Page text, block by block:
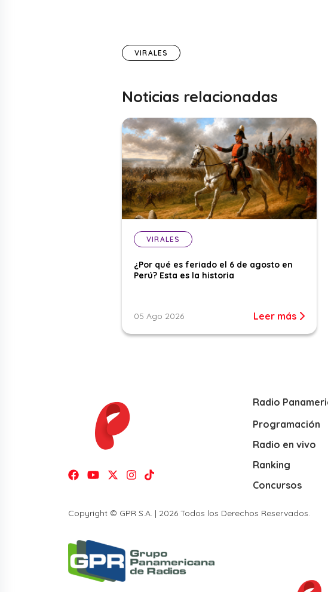
VIRALES
Noticias relacionadas
VIRALES
¿Por qué es feriado el 6 de agosto en
Perú? Esta es la historia
05 Ago 2026 Leer más
Radio
Programación
Radio en vivo
Ranking
Concursos
Copyright © GPR S.A. | 2026 Todos los Derechos Reservados.